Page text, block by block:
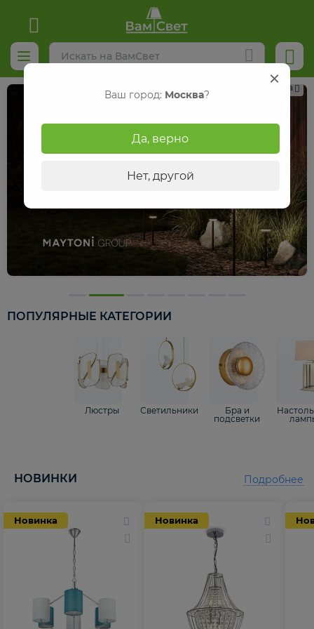
Реклама
ПОПУЛЯРНЫЕ КАТЕГОРИИ
Люстры Светильники
Бра и
подсветки
НОВИНКИ
Новинка Новинка
Подробнее
Ваш город: Москва?
Да, верно
Нет, другой